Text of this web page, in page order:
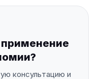
применение
консультацию и